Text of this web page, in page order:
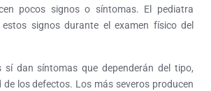
pocos signos o síntomas. El pediatra
signos durante el examen físico del
sí dan síntomas que dependerán del tipo,
de los defectos. Los más severos producen